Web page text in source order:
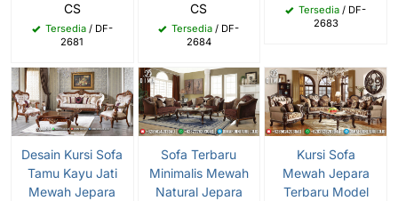
CS
Tersedia/ DF-
2681
CS
Tersedia / DF-
2684
Tersedia / DF-
2683
Desain Kursi Sofa
Tamu Kayu Jati
Mewah Jepara
Sofa Terbaru
Minimalis Mewah
Natural Jepara
Kursi Sofa
Mewah Jepara
Terbaru Model